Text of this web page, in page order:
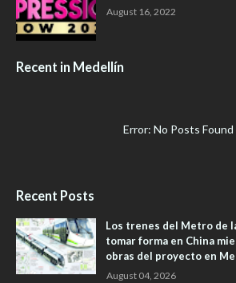
August 16, 2022
Recent in Medellín
Error: No Posts Found
Recent Posts
Los trenes del Metro de
tomar forma en China
obras del proyecto en
August 04, 2026